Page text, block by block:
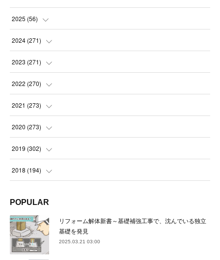
2025 (56)
(14
(21
(21
2024 (271)
(21
(22
(23
(22
(24)
22)
(22)
2023 (271)
(22
(23
(23
(21
(23 )
(24
(21
2022 (270)
(23
(23
(22
(23
(22 )
(23
(23
2021 (273)
(24
(23
(22
(23)
(23
2020 (273)
(24
(22
(22)
(24
2019 (302)
(23
(22)
(21)
2018 (194)
(17)
(32)
POPULAR
リフォーム解体新書～基礎補強工事で、沈んでいる独立
基礎を発見
2025.03.21 03:00